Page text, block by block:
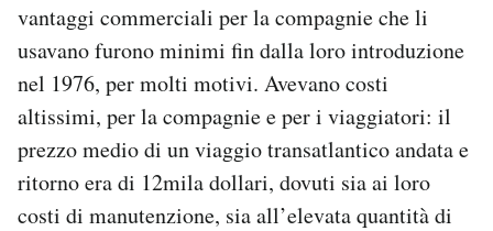
vantaggi commerciali per la compagnie che li
usavano furono minimi fin dalla loro introduzione
nel 1976, per molti motivi. Avevano costi
altissimi, per la compagnie e per i viaggiatori: il
prezzo medio di un viaggio transatlantico andata e
ritorno era di 12mila dollari, dovuti sia ai loro
costi di manutenzione, sia all’elevata quantità di